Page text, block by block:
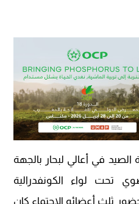
الصيد في أعالي لبحار بالجهة
تحت لواء الكونفدرالية
ثلث أعضائه الاجتماع كان